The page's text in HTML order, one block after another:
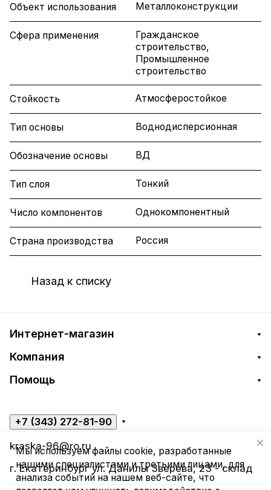
Объект использования Металлоконструкции
Сфера применения
Гражданское
строительство,
Промышленное
строительство
Стойкость Атмосферостойкое
Тип основы Воднодисперсионная
Обозначение основы ВД
Тип слоя Тонкий
Число компонентов Однокомпонентный
Страна производства Россия
Назад к списку
Интернет-магазин
Компания
Помощь
+7 (343) 272-81-90
kraska-96@ro.ru
г. Екатеринбург ул. Данилы Зверева, 23 - склад
Мы используем файлы cookie, разработанные
нашими специалистами и третьими лицами, для
анализа событий на нашем веб-сайте, что